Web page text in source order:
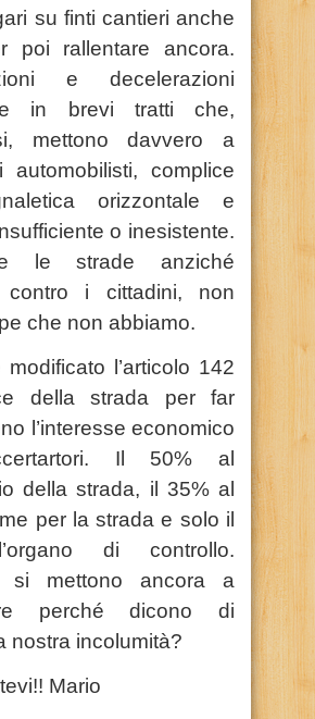
su finti cantieri anche
poi rallentare ancora.
e decelerazioni
in brevi tratti che,
mettono davvero a
automobilisti, complice
orizzontale e
o inesistente.
le strade anziché
contro i cittadini, non
che non abbiamo.
modificato l’articolo 142
della strada per far
l’interesse economico
Il 50% al
della strada, il 35% al
per la strada e solo il
di controllo.
si mettono ancora a
perché dicono di
nostra incolumità?
Mario